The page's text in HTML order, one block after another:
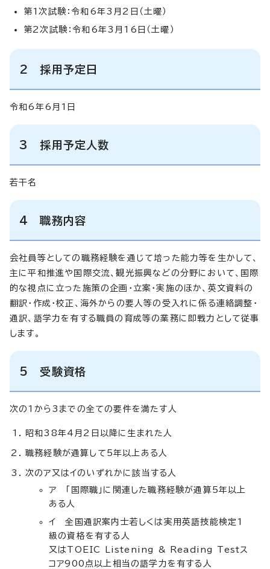
第1次試験：令和6年3月2日（土曜）
第2次試験：令和6年3月16日（土曜）
2 採用予定日
令和6年6月1日
3 採用予定人数
若干名
4 職務内容
会社員等としての職務経験を通じて培った能力等を生かして、
主に平和推進や国際交流、観光振興などの分野において、国際
的な視点に立った施策の企画・立案・実施のほか、英文資料の
翻訳・作成・校正、海外からの要人等の受入れに係る連絡調整・
通訳、語学力を有する職員の育成等の業務に即戦力として従事
します。
5 受験資格
次の1から3までの全ての要件を満たす人
昭和38年4月2日以降に生まれた人
職務経験が通算して5年以上ある人
次のア又はイのいずれかに該当する人
ア 「国際職」に関連した職務経験が通算5年以上
ある人
イ 全国通訳案内士若しくは実用英語技能検定1
級の資格を有する人
又はTOEIC Listening & Reading Testス
コア900点以上相当の語学力を有する人